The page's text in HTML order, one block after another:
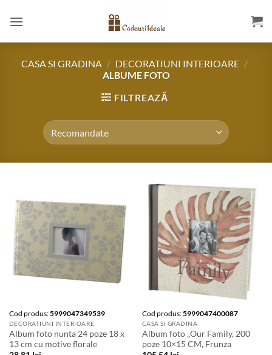
CASA SI GRADINA / DECORATIUNI INTERIOARE /
ALBUME FOTO
FILTREAZĂ
Cod produs:5999047349539
DECORATIUNI INTERIOARE
Album foto nunta 24 poze 18 x
13 cm cu motive florale
Cod produs:5999047400087
CASA SI GRADINA
Album foto „Our Family, 200
poze 10×15 CM, Frunza